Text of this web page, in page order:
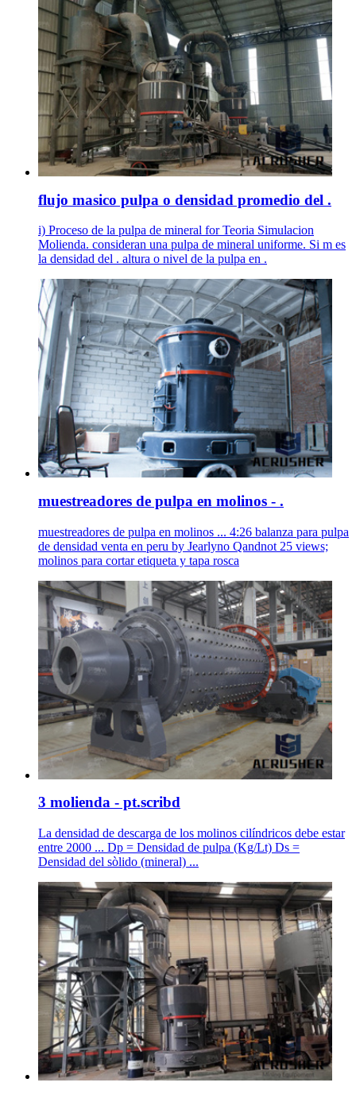
flujo masico pulpa o densidad promedio del .
i) Proceso de la pulpa de mineral for Teoria Simulacion
Molienda. consideran una pulpa de mineral uniforme. Si m es
la densidad del . altura o nivel de la pulpa en .
muestreadores de pulpa en molinos - .
muestreadores de pulpa en molinos ... 4:26 balanza para pulpa
de densidad venta en peru by Jearlyno Qandnot 25 views;
molinos para cortar etiqueta y tapa rosca
3 molienda - pt.scribd
La densidad de descarga de los molinos cilíndricos debe estar
entre 2000 ... Dp = Densidad de pulpa (Kg/Lt) Ds =
Densidad del sòlido (mineral) ...